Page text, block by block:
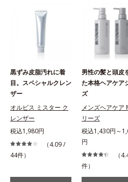
黒ずみ皮脂汚れに着
目。スペシャルクレン
ザー
オルビス ミスター ク
レンザー
税込1,980円
（4.09 /
44件）
男性の髪と頭皮
た本格ヘアケア
ズ
メンズヘアケア
リーズ
税込1,430円～
円
（
件）